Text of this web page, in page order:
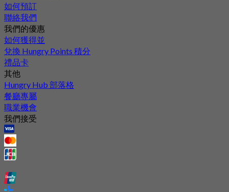
如何預訂
聯絡我們
我們的優惠
如何獲得並
兌換 Hungry Points 積分
禮品卡
其他
Hungry Hub 部落格
餐廳專屬
職業機會
我們接受